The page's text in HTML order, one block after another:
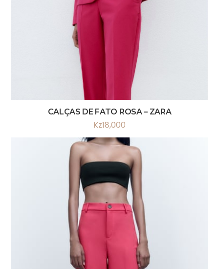
CALÇAS DE FATO ROSA – ZARA
Kz18,000